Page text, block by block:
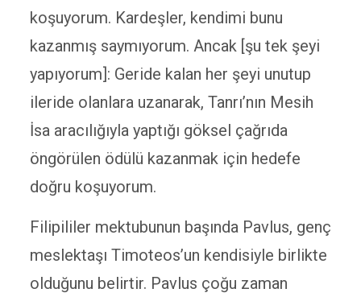
koşuyorum. Kardeşler, kendimi bunu
kazanmış saymıyorum. Ancak [şu tek şeyi
yapıyorum]: Geride kalan her şeyi unutup
ileride olanlara uzanarak, Tanrı’nın Mesih
İsa aracılığıyla yaptığı göksel çağrıda
öngörülen ödülü kazanmak için hedefe
doğru koşuyorum.
Filipililer mektubunun başında Pavlus, genç
meslektaşı Timoteos’un kendisiyle birlikte
olduğunu belirtir. Pavlus çoğu zaman